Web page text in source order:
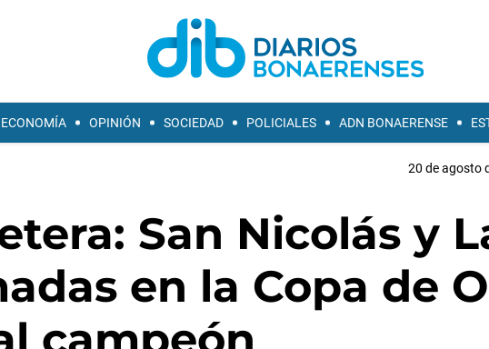
ECONOMÍA OPINIÓN SOCIEDAD POLICIALES ADN BONAERENSE
20 de agosto
San Nicolás y
en la Copa de